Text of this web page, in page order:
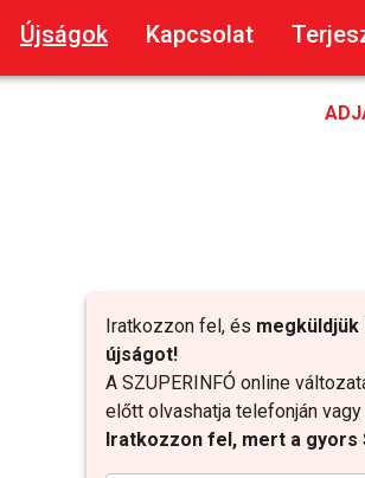
Újságok Kapcsolat
Iratkozzon fel, és megküldjük
újságot!
A SZUPERINFÓ online
előtt olvashatja telefonján
Iratkozzon fel, mert a gyors